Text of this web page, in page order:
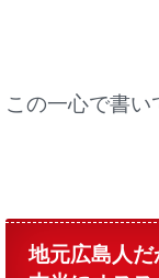
この一心で書い
地元広島人だ